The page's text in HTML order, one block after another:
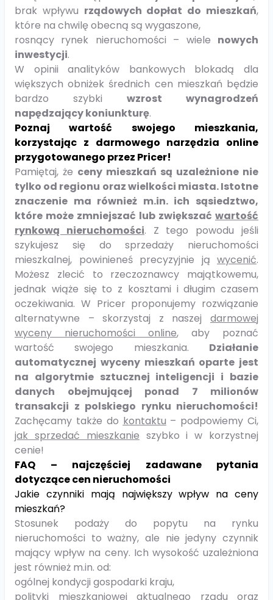
brak wpływu rządowych dopłat do mieszkań,
które na chwilę obecną są wygaszone,
rosnący rynek nieruchomości – wiele nowych
inwestycji.
W opinii analityków bankowych blokadą dla
większych obniżek średnich cen mieszkań będzie
bardzo szybki wzrost wynagrodzeń
napędzający koniunkturę.
Poznaj wartość swojego mieszkania,
korzystając z darmowego narzędzia online
przygotowanego przez Pricer!
Pamiętaj, że ceny mieszkań są uzależnione nie
tylko od regionu oraz wielkości miasta. Istotne
znaczenie ma również m.in. ich sąsiedztwo,
które może zmniejszać lub zwiększać wartość
rynkową nieruchomości. Z tego powodu jeśli
szykujesz się do sprzedaży nieruchomości
mieszkalnej, powinieneś precyzyjnie ją wycenić.
Możesz zlecić to rzeczoznawcy majątkowemu,
jednak wiąże się to z kosztami i długim czasem
oczekiwania. W Pricer proponujemy rozwiązanie
alternatywne – skorzystaj z naszej darmowej
wyceny nieruchomości online, aby poznać
wartość swojego mieszkania. Działanie
automatycznej wyceny mieszkań oparte jest
na algorytmie sztucznej inteligencji i bazie
danych obejmującej ponad 7 milionów
transakcji z polskiego rynku nieruchomości!
Zachęcamy także do kontaktu – podpowiemy Ci,
jak sprzedać mieszkanie szybko i w korzystnej
cenie!
FAQ – najczęściej zadawane pytania
dotyczące cen nieruchomości
Jakie czynniki mają największy wpływ na ceny
mieszkań?
Stosunek podaży do popytu na rynku
nieruchomości to ważny, ale nie jedyny czynnik
mający wpływ na ceny. Ich wysokość uzależniona
jest również m.in. od:
ogólnej kondycji gospodarki kraju,
polityki mieszkaniowej aktualnego rządu oraz